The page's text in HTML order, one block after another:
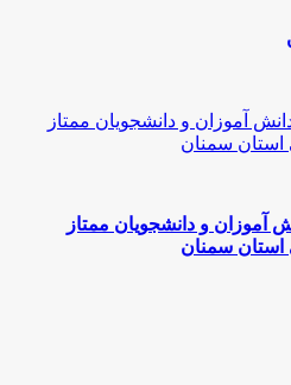
آموزان و دانشجویان ممتاز
سمنان